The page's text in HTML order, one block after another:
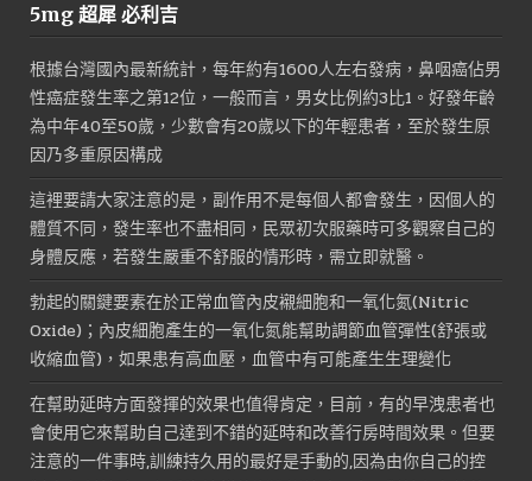
價
NT$1,800。NT$900。
5mg 超犀 必利吉
根據台灣國內最新統計，每年約有1600人左右發病，鼻咽癌佔男
性癌症發生率之第12位，一般而言，男女比例約3比1。好發年齡
為中年40至50歲，少數會有20歲以下的年輕患者，至於發生原
因乃多重原因構成
這裡要請大家注意的是，副作用不是每個人都會發生，因個人的
體質不同，發生率也不盡相同，民眾初次服藥時可多觀察自己的
身體反應，若發生嚴重不舒服的情形時，需立即就醫。
勃起的關鍵要素在於正常血管內皮襯細胞和一氧化氮(Nitric
Oxide)；內皮細胞產生的一氧化氮能幫助調節血管彈性(舒張或
收縮血管)，如果患有高血壓，血管中有可能產生生理變化
在幫助延時方面發揮的效果也值得肯定，目前，有的早洩患者也
會使用它來幫助自己達到不錯的延時和改善行房時間效果。但要
注意的一件事時,訓練持久用的最好是手動的,因為由你自己的控